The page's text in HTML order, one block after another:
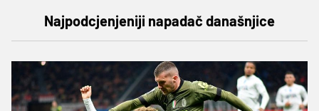
Najpodcjenjeniji napadač današnjice